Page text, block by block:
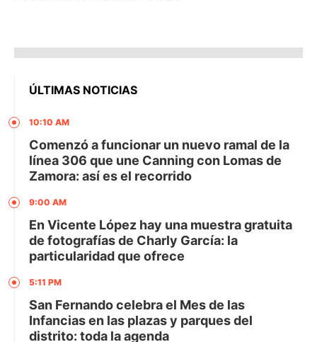
ÚLTIMAS NOTICIAS
10:10 AM
Comenzó a funcionar un nuevo ramal de la
línea 306 que une Canning con Lomas de
Zamora: así es el recorrido
9:00 AM
En Vicente López hay una muestra gratuita
de fotografías de Charly García: la
particularidad que ofrece
5:11 PM
San Fernando celebra el Mes de las
Infancias en las plazas y parques del
distrito: toda la agenda